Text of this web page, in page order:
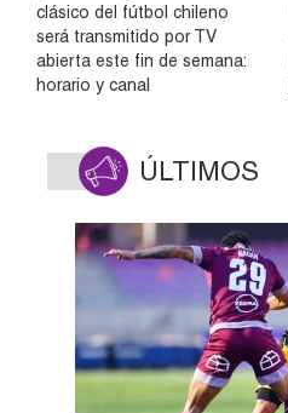
clásico del fútbol chileno
será transmitido por TV
abierta este fin de semana:
horario y canal
ÚLTIMOS